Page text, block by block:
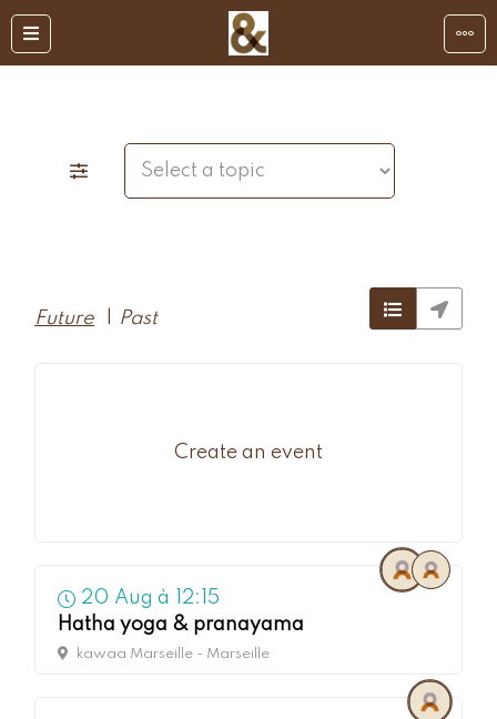
Future Past
Create an event
20 Aug à
12:15
Hatha yoga & pranayama
kawaa Marseille - Marseille